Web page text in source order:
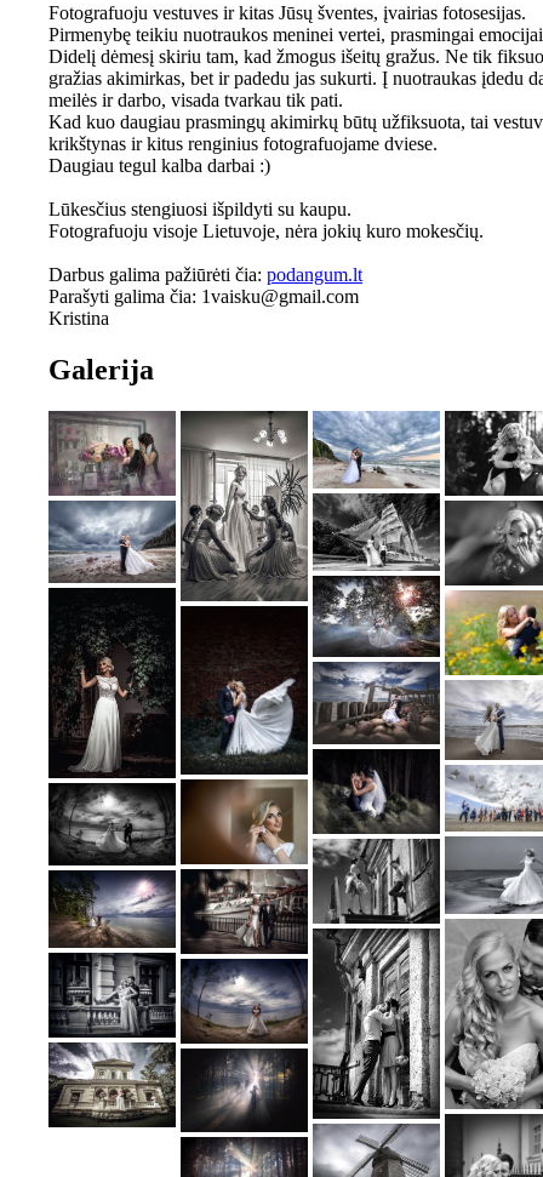
Fotografuoju vestuves ir kitas Jūsų šventes, įvairias fotosesijas.
Pirmenybę teikiu nuotraukos meninei vertei, prasmingai
Didelį dėmesį skiriu tam, kad žmogus išeitų gražus. Ne tik
gražias akimirkas, bet ir padedu jas sukurti. Į nuotraukas įdedu
meilės ir darbo, visada tvarkau tik pati.
Kad kuo daugiau prasmingų akimirkų būtų užfiksuota, tai
krikštynas ir kitus renginius fotografuojame dviese.
Daugiau tegul kalba darbai :)
Lūkesčius stengiuosi išpildyti su kaupu.
Fotografuoju visoje Lietuvoje, nėra jokių kuro mokesčių.
Darbus galima pažiūrėti čia: podangum.lt
Parašyti galima čia: 1vaisku@gmail.com
Kristina
Galerija